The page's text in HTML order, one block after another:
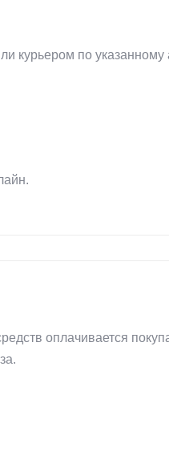
курьером по указанному
оплачивается